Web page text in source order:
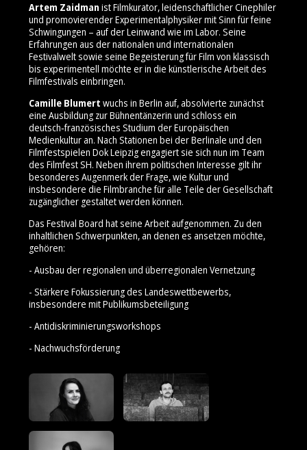
Artem Zaidman ist Filmkurator, leidenschaftlicher Cinephiler
und promovierender Experimentalphysiker mit Sinn für feine
Schwingungen – auf der Leinwand wie im Labor. Seine
Erfahrungen aus der nationalen und internationalen
Festivalwelt sowie seine Begeisterung für Film von klassisch
bis experimentell möchte er in die künstlerische Arbeit des
Filmfestivals einbringen.
Camille Blumert wuchs in Berlin auf, absolvierte zunächst
eine Ausbildung zur Bühnentänzerin und schloss ein
deutsch‑französisches Studium der Europäischen
Medienkultur an. Nach Stationen bei der Berlinale und den
Filmfestspielen Dok Leipzig engagiert sie sich nun im Team
des Filmfest SH. Neben ihrem politischen Interesse gilt ihr
besonderes Augenmerk der Frage, wie Kultur und
insbesondere die Filmbranche für alle Teile der Gesellschaft
zugänglicher gestaltet werden können.
Das Festival Board hat seine Arbeit aufgenommen. Zu den
inhaltlichen Schwerpunkten, an denen es ansetzen möchte,
gehören:
- Ausbau der regionalen und überregionalen Vernetzung
- Stärkere Fokussierung des Landeswettbewerbs,
insbesondere mit Publikumsbeteiligung
- Antidiskriminierungsworkshops
- Nachwuchsförderung